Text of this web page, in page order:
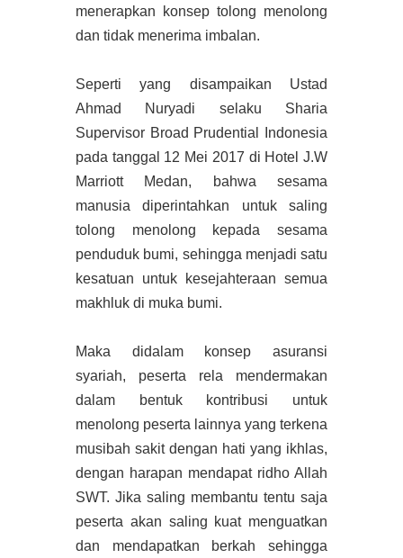
menerapkan konsep tolong menolong
dan tidak menerima imbalan.
Seperti yang disampaikan Ustad
Ahmad Nuryadi selaku Sharia
Supervisor Broad Prudential Indonesia
pada tanggal 12 Mei 2017 di Hotel J.W
Marriott Medan, bahwa sesama
manusia diperintahkan untuk saling
tolong menolong kepada sesama
penduduk bumi, sehingga menjadi satu
kesatuan untuk kesejahteraan semua
makhluk di muka bumi.
Maka didalam konsep asuransi
syariah, peserta rela mendermakan
dalam bentuk kontribusi untuk
menolong peserta lainnya yang terkena
musibah sakit dengan hati yang ikhlas,
dengan harapan mendapat ridho Allah
SWT. Jika saling membantu tentu saja
peserta akan saling kuat menguatkan
dan mendapatkan berkah sehingga